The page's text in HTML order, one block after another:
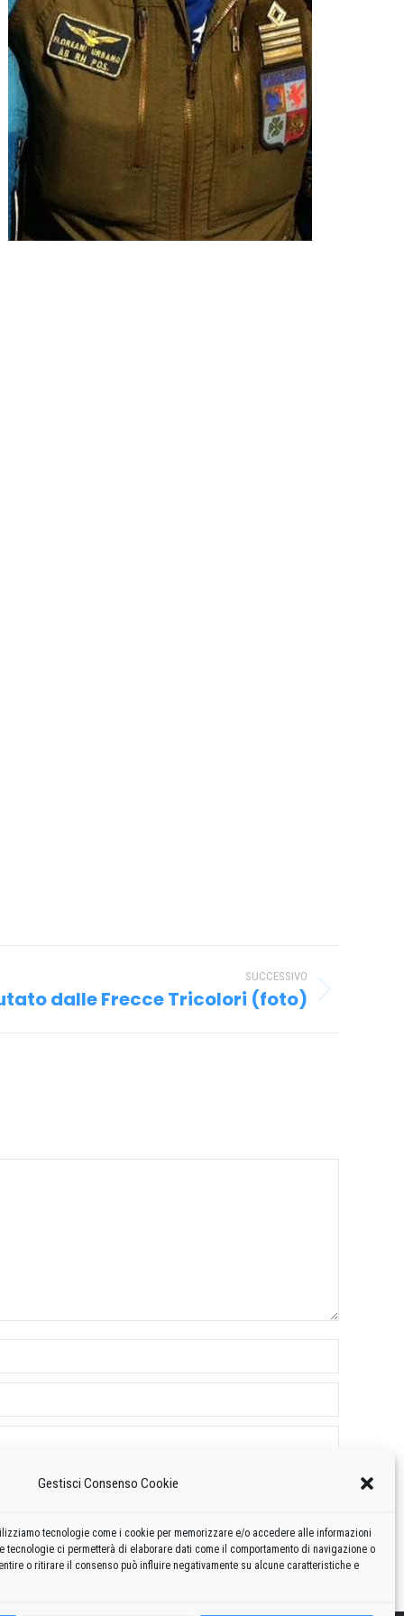
Gestisci Consenso Cookie
tecnologie come i cookie per memorizzare e/o accedere alle informazioni
tecnologie ci permetterà di elaborare dati come il comportamento di navigazione o
o ritirare il consenso può influire negativamente su alcune caratteristiche e
SUCCESSIVO
dalle Frecce Tricolori (foto)